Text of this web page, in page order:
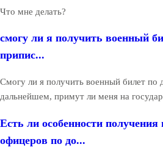
Что мне делать?
смогу ли я получить военный
припис...
Смогу ли я получить военный билет по
дальнейшем, примут ли меня на
Есть ли особенности получения
офицеров по до...